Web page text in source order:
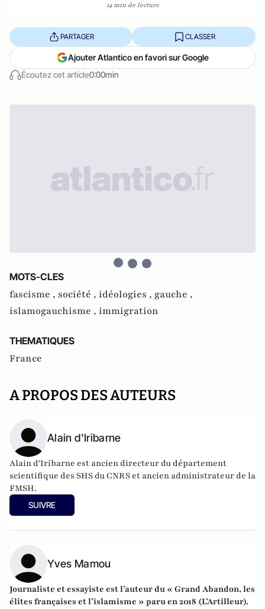
14 min de lecture
Écoutez cet article0:00min
PARTAGER CLASSER
Ajouter Atlantico en favori sur Google
MOTS-CLES
fascisme , société , idéologies , gauche ,
islamogauchisme , immigration
THEMATIQUES
France
A PROPOS DES AUTEURS
Alain d'Iribarne
Alain d'Iribarne est ancien directeur du département
scientifique des SHS du CNRS et ancien administrateur de la
FMSH.
SUIVRE
Yves Mamou
Journaliste et essayiste est l’auteur du « Grand Abandon, les
élites françaises et l’islamisme » paru en 2018 (L’Artilleur).